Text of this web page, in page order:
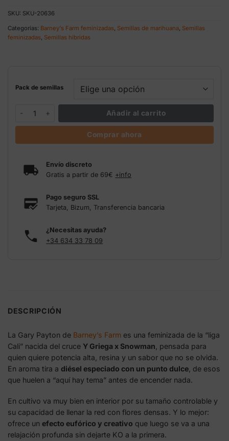
desde
10,50 €
hasta
68,25 €
SKU: SKU-20636
Categorías: Barney's Farm feminizadas, Semillas de marihuana, Semillas
feminizadas, Semillas híbridas
Pack de semillas
Añadir al carrito
Comprar ahora
Envío discreto
Gratis a partir de 69€ +info
Pago seguro SSL
Tarjeta, Bizum, Transferencia bancaria
¿Necesitas ayuda?
+34 634 33 78 09
DESCRIPCIÓN
La Gary Payton de Barney’s Farm es una feminizada de la “liga
Cali” nacida del cruce Y Griega x Snowman , pensada para
quien quiere potencia alta, resina y un sabor que no se olvida.
En aroma tira a diésel especiado con un punto dulce , de esos
que huelen a “aquí hay tema” antes de encender nada.
En cultivo va muy bien en interior por su tamaño controlable y
su capacidad de llenar la red con flores densas. Y lo mejor:
ofrece un efecto eufórico y creativo que luego se va a una
relajación profunda sin dejarte KO a la primera.